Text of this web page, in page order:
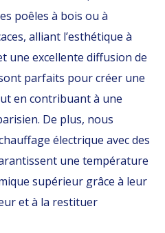
poêles à bois ou à
alliant l’esthétique à
une excellente diffusion de
parfaits pour créer une
en contribuant à une
De plus, nous
électrique avec des
une température
supérieur grâce à leur
et à la restituer